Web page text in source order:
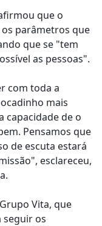
que o
parâmetros que
que se "tem
as pessoas".
com toda a
mais
capacidade de o
Pensamos que
de escuta estará
esclareceu,
Vita, que
seguir os